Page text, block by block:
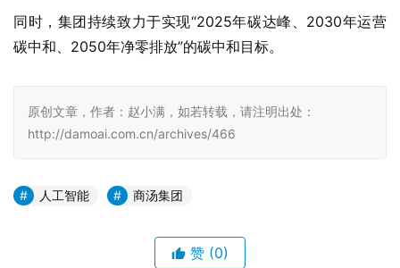
同时，集团持续致力于实现“2025年碳达峰、2030年运营
碳中和、2050年净零排放”的碳中和目标。
原创文章，作者：赵小满，如若转载，请注明出处：
http://damoai.com.cn/archives/466
人工智能 商汤集团
赞 (0)